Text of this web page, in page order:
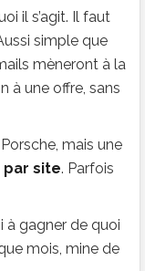
il s’agit. Il faut
simple que
mèneront à la
à une offre, sans
mais une
par site. Parfois
à gagner de quoi
mois, mine de